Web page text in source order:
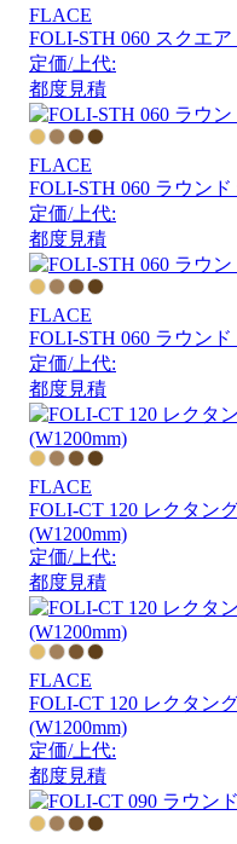
FLACE
FOLI-STH 060 スクエ
定価/上代:
都度見積
FLACE
FOLI-STH 060 ラウン
定価/上代:
都度見積
FLACE
FOLI-STH 060 ラウン
定価/上代:
都度見積
FLACE
FOLI-CT 120 レクタン
(W1200mm)
定価/上代:
都度見積
FLACE
FOLI-CT 120 レクタン
(W1200mm)
定価/上代:
都度見積